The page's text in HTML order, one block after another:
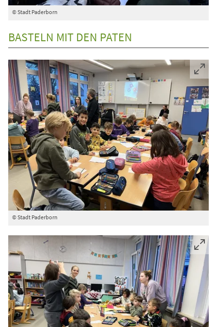
© Stadt Paderborn
BASTELN MIT DEN PATEN
© Stadt Paderborn